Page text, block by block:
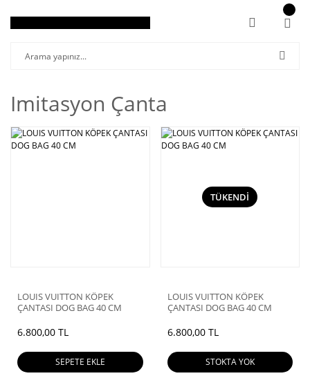
Imitasyon Çanta
LOUIS VUITTON KÖPEK
ÇANTASI DOG BAG 40 CM
6.800,00 TL
SEPETE EKLE
TÜKENDİ
LOUIS VUITTON KÖPEK
ÇANTASI DOG BAG 40 CM
6.800,00 TL
STOKTA YOK